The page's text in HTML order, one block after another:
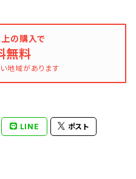
の購入で
無料
地域があります
LINE ポスト